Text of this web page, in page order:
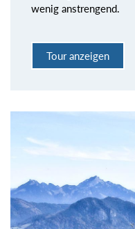
wenig anstrengend.
Tour anzeigen